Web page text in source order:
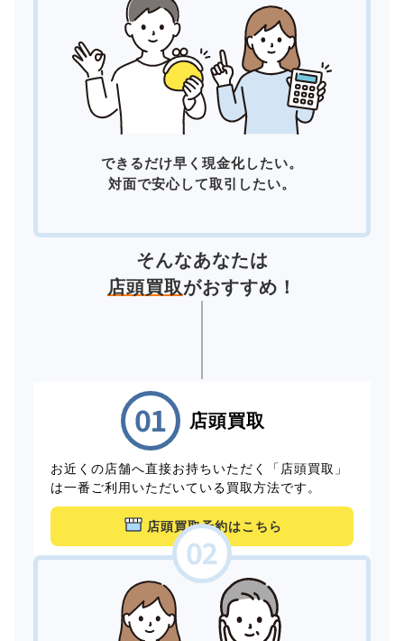
できるだけ早く現金化したい。
対面で安心して取引したい。
そんなあなたは
店頭買取がおすすめ！
店頭買取
お近くの店舗へ直接お持ちいただく「店頭買取」
は一番ご利用いただいている買取方法です。
店頭買取予約はこちら